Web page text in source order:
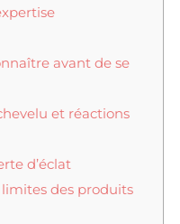
avant de se
et réactions
d’éclat
des produits